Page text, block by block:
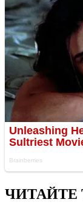
ЧИТАЙТЕ